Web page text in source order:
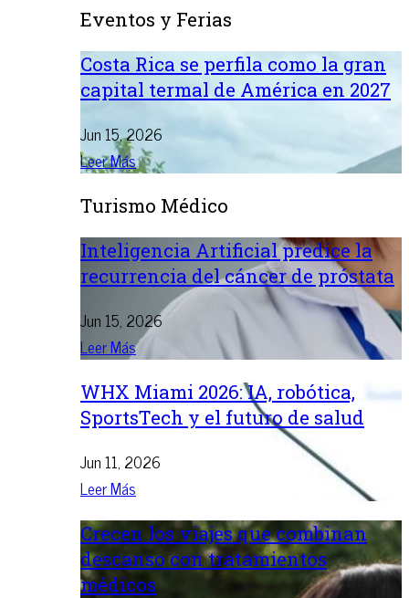
Eventos y Ferias
Costa Rica se perfila como la gran
capital termal de América en 2027
Jun 15, 2026
Leer Más
Turismo Médico
Inteligencia Artificial predice la
recurrencia del cáncer de próstata
Jun 15, 2026
Leer Más
WHX Miami 2026: IA, robótica,
SportsTech y el futuro de salud
Jun 11, 2026
Leer Más
Crecen los viajes que combinan
descanso con tratamientos
médicos